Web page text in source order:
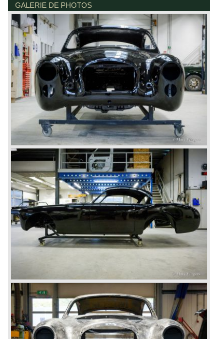
DE VESTING 24
7722 GA DALFSEN
PAYS-BAS
GALERIE DE PHOTOS